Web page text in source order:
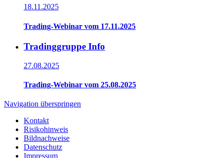
18.11.2025
Trading-Webinar vom 17.11.2025
Tradinggruppe Info
27.08.2025
Trading-Webinar vom 25.08.2025
Navigation überspringen
Kontakt
Risikohinweis
Bildnachweise
Datenschutz
Impressum